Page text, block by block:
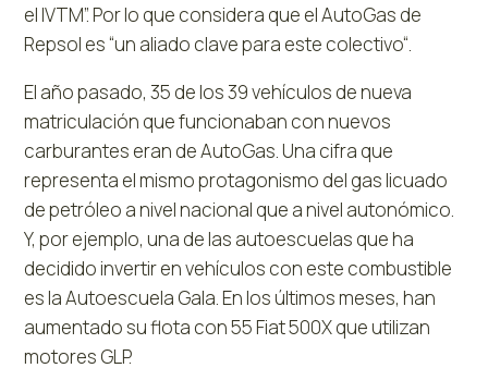
el IVTM”. Por lo que considera que el AutoGas de
Repsol es “un aliado clave para este colectivo“.
El año pasado, 35 de los 39 vehículos de nueva
matriculación que funcionaban con nuevos
carburantes eran de AutoGas. Una cifra que
representa el mismo protagonismo del gas licuado
de petróleo a nivel nacional que a nivel autonómico.
Y, por ejemplo, una de las autoescuelas que ha
decidido invertir en vehículos con este combustible
es la Autoescuela Gala. En los últimos meses, han
aumentado su flota con 55 Fiat 500X que utilizan
motores GLP.